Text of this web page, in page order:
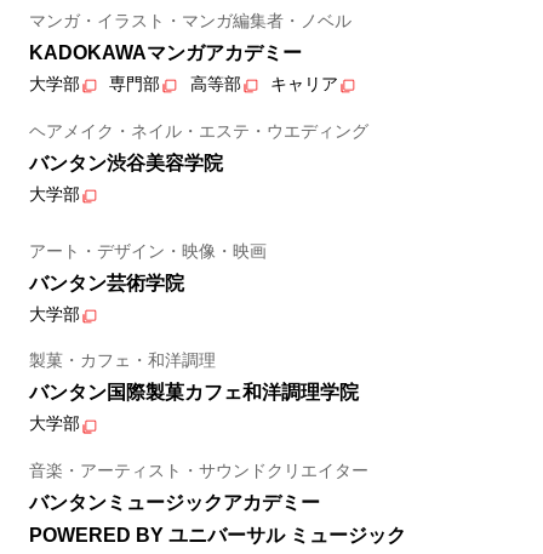
マンガ・イラスト・マンガ編集者・ノベル
KADOKAWAマンガアカデミー
大学部 専門部 高等部 キャリア
ヘアメイク・ネイル・エステ・ウエディング
バンタン渋谷美容学院
大学部
アート・デザイン・映像・映画
バンタン芸術学院
大学部
製菓・カフェ・和洋調理
バンタン国際製菓カフェ和洋調理学院
大学部
音楽・アーティスト・サウンドクリエイター
バンタンミュージックアカデミー
POWERED BY ユニバーサル ミュージック